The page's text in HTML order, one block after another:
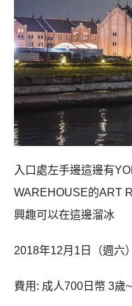
入口處左手邊這邊有
WAREHOUSE的ART
興趣可以在這邊溜冰
2018年12月1日（週六
費用: 成人700日幣 3歲